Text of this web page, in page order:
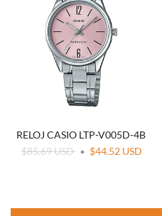
RELOJ CASIO LTP-V005D-4B
$85.69 USD
$44.52 USD